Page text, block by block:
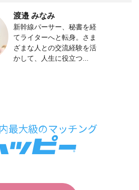
渡邉 みなみ
新幹線パーサー、秘書を経
てライターへと転身。さま
ざまな人との交流経験を活
かして、人生に役立つ...